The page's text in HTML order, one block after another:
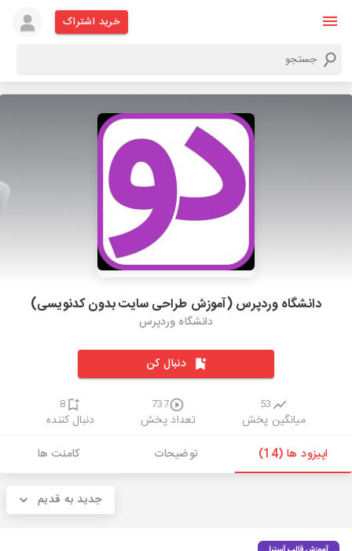
خرید اشتراک
دانشگاه وردپرس (آموزش طراحی سایت بدون کدنویسی)
دانشگاه وردپرس
دنبال کن
53
میانگین پخش
737
تعداد پخش
8
دنبال کننده
اپیزود ها (14)
توضیحات کامنت ها
جدید به قدیم